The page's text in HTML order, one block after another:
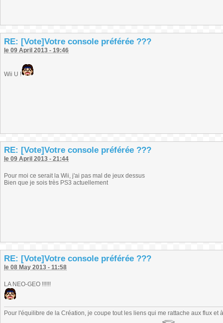
RE: [Vote]Votre console préférée ???
le 09 April 2013 - 19:46
Wii U !
RE: [Vote]Votre console préférée ???
le 09 April 2013 - 21:44
Pour moi ce serait la Wii, j'ai pas mal de jeux dessus
Bien que je sois très PS3 actuellement
RE: [Vote]Votre console préférée ???
le 08 May 2013 - 11:58
LA NEO-GEO !!!!!!
Pour l'équilibre de la Création, je coupe tout les liens qui me rattache aux flux et